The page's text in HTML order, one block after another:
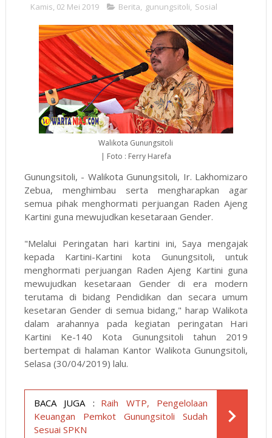
Kamis, 02 Mei 2019 Berita, gunungsitoli, Sosial
Walikota Gunungsitoli
| Foto : Ferry Harefa
Gunungsitoli, - Walikota Gunungsitoli, Ir. Lakhomizaro
Zebua, menghimbau serta mengharapkan agar
semua pihak menghormati perjuangan Raden Ajeng
Kartini guna mewujudkan kesetaraan Gender.
"Melalui Peringatan hari kartini ini, Saya mengajak
kepada Kartini-Kartini kota Gunungsitoli, untuk
menghormati perjuangan Raden Ajeng Kartini guna
mewujudkan kesetaraan Gender di era modern
terutama di bidang Pendidikan dan secara umum
kesetaran Gender di semua bidang," harap Walikota
dalam arahannya pada kegiatan peringatan Hari
Kartini Ke-140 Kota Gunungsitoli tahun 2019
bertempat di halaman Kantor Walikota Gunungsitoli,
Selasa (30/04/2019) lalu.
BACA JUGA : Raih WTP, Pengelolaan
Keuangan Pemkot Gunungsitoli Sudah
Sesuai SPKN